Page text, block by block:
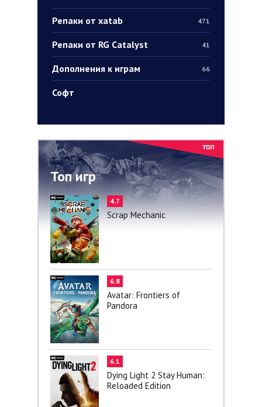
Репаки от xatab 471
Репаки от RG Catalyst 41
Дополнения к играм 66
Софт
Топ игр
4.7
Scrap Mechanic
6.8
Avatar: Frontiers of
Pandora
6.1
Dying Light 2 Stay Human:
Reloaded Edition